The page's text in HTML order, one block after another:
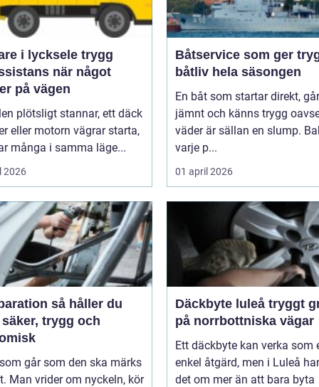
i lycksele trygg
när något
på vägen
plötsligt stannar, ett däck
eller motorn vägrar starta,
många i samma läge...
2026
Båtservice som ger
båtliv hela säsongen
En båt som startar direkt, går
jämnt och känns trygg
väder är sällan en slump.
varje p...
01 april 2026
så håller du
trygg och
går som den ska märks
Man vrider om nyckeln, kör
Däckbyte luleå tryggt grepp
på norrbottniska vägar
Ett däckbyte kan verka som
enkel åtgärd, men i Luleå
det om mer än att bara byta